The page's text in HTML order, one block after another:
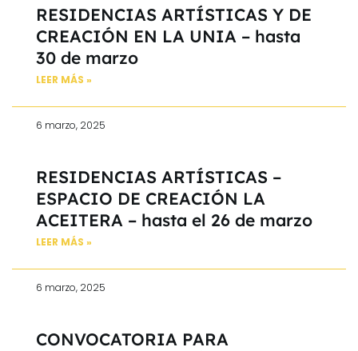
RESIDENCIAS ARTÍSTICAS Y DE
CREACIÓN EN LA UNIA – hasta
30 de marzo
LEER MÁS »
6 marzo, 2025
RESIDENCIAS ARTÍSTICAS –
ESPACIO DE CREACIÓN LA
ACEITERA – hasta el 26 de marzo
LEER MÁS »
6 marzo, 2025
CONVOCATORIA PARA